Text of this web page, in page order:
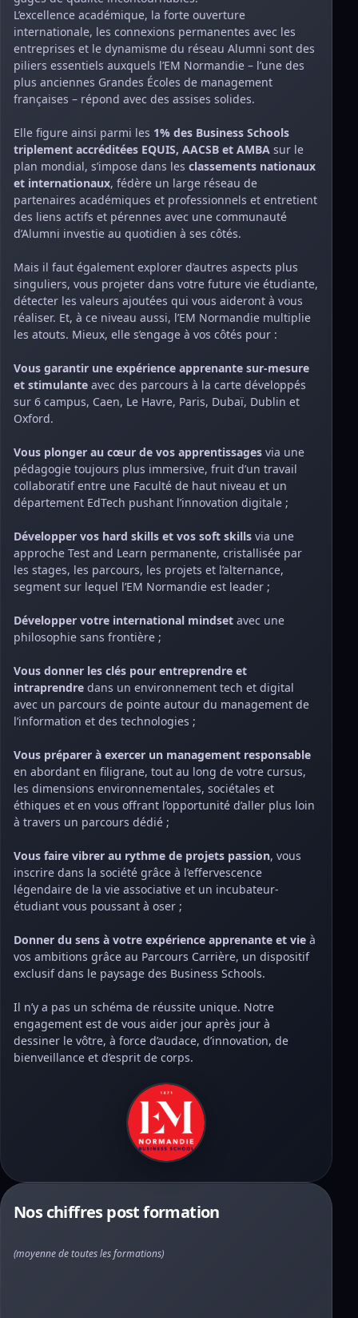
L’excellence académique, la forte ouverture
internationale, les connexions permanentes avec les
entreprises et le dynamisme du réseau Alumni sont des
piliers essentiels auxquels l’EM Normandie – l’une des
plus anciennes Grandes Écoles de management
françaises – répond avec des assises solides.
Elle figure ainsi parmi les 1% des Business Schools
triplement accréditées EQUIS, AACSB et AMBA sur le
plan mondial, s’impose dans les classements nationaux
et internationaux, fédère un large réseau de
partenaires académiques et professionnels et entretient
des liens actifs et pérennes avec une communauté
d’Alumni investie au quotidien à ses côtés.
Mais il faut également explorer d’autres aspects plus
singuliers, vous projeter dans votre future vie étudiante,
détecter les valeurs ajoutées qui vous aideront à vous
réaliser. Et, à ce niveau aussi, l’EM Normandie multiplie
les atouts. Mieux, elle s’engage à vos côtés pour :
Vous garantir une expérience apprenante sur-mesure
et stimulante avec des parcours à la carte développés
sur 6 campus, Caen, Le Havre, Paris, Dubaï, Dublin et
Oxford.
Vous plonger au cœur de vos apprentissages via une
pédagogie toujours plus immersive, fruit d’un travail
collaboratif entre une Faculté de haut niveau et un
département EdTech pushant l’innovation digitale ;
Développer vos hard skills et vos soft skills via une
approche Test and Learn permanente, cristallisée par
les stages, les parcours, les projets et l’alternance,
segment sur lequel l’EM Normandie est leader ;
Développer votre international mindset avec une
philosophie sans frontière ;
Vous donner les clés pour entreprendre et
intraprendre dans un environnement tech et digital
avec un parcours de pointe autour du management de
l’information et des technologies ;
Vous préparer à exercer un management responsable
en abordant en filigrane, tout au long de votre cursus,
les dimensions environnementales, sociétales et
éthiques et en vous offrant l’opportunité d’aller plus loin
à travers un parcours dédié ;
Vous faire vibrer au rythme de projets passion, vous
inscrire dans la société grâce à l’effervescence
légendaire de la vie associative et un incubateur-
étudiant vous poussant à oser ;
Donner du sens à votre expérience apprenante et vie à
vos ambitions grâce au Parcours Carrière, un dispositif
exclusif dans le paysage des Business Schools.
Il n’y a pas un schéma de réussite unique. Notre
engagement est de vous aider jour après jour à
dessiner le vôtre, à force d’audace, d’innovation, de
bienveillance et d’esprit de corps.
Nos chiffres post formation
(moyenne de toutes les formations)